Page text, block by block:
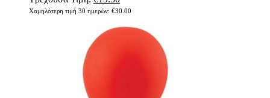
price
€30.00.
τρέχουσα
είναι:
Χαμηλότερη τιμή 30 ημερών: €30.00